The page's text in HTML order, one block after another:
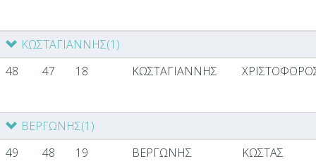
ΚΩΣΤΑΓΙΑΝΝΗΣ(1)
48
47 18 ΚΩΣΤΑΓΙΑΝΝΗΣ
ΒΕΡΓΩΝΗΣ(1)
49
48 19 ΒΕΡΓΩΝΗΣ ΚΩΣΤΑΣ